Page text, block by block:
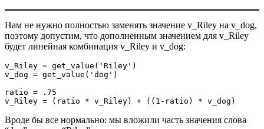
Нам не нужно полностью заменять значение v_Riley на v_dog,
поэтому допустим, что дополненным значением для v_Riley
будет линейная комбинация v_Riley и v_dog:
v_Riley = get_value('Riley')
v_dog = get_value('dog')
ratio = .75
v_Riley = (ratio * v_Riley) + ((1-ratio) * v_dog)
Вроде бы все нормально: мы вложили часть значения слова